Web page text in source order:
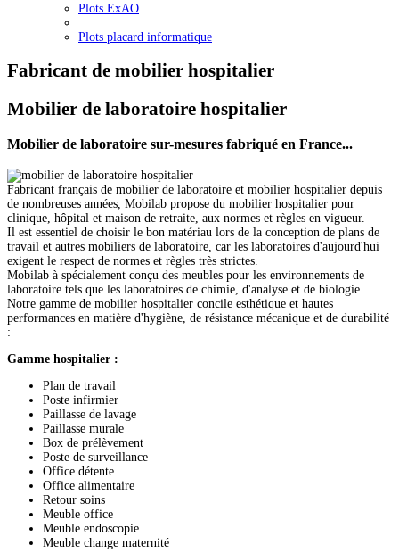
Plots ExAO
Plots placard informatique
Fabricant de mobilier hospitalier
Mobilier de laboratoire hospitalier
Mobilier de laboratoire sur-mesures fabriqué en France...
Fabricant français de mobilier de laboratoire et mobilier hospitalier depuis
de nombreuses années, Mobilab propose du mobilier hospitalier pour
clinique, hôpital et maison de retraite, aux normes et règles en vigueur.
Il est essentiel de choisir le bon matériau lors de la conception de plans de
travail et autres mobiliers de laboratoire, car les laboratoires d'aujourd'hui
exigent le respect de normes et règles très strictes.
Mobilab à spécialement conçu des meubles pour les environnements de
laboratoire tels que les laboratoires de chimie, d'analyse et de biologie.
Notre gamme de mobilier hospitalier concile esthétique et hautes
performances en matière d'hygiène, de résistance mécanique et de durabilité
:
Gamme hospitalier :
Plan de travail
Poste infirmier
Paillasse de lavage
Paillasse murale
Box de prélèvement
Poste de surveillance
Office détente
Office alimentaire
Retour soins
Meuble office
Meuble endoscopie
Meuble change maternité